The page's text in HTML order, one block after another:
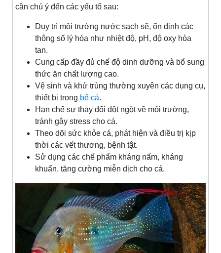
cần chú ý đến các yếu tố sau:
Duy trì môi trường nước sạch sẽ, ổn định các
thông số lý hóa như nhiệt độ, pH, độ oxy hòa
tan.
Cung cấp đầy đủ chế độ dinh dưỡng và bổ sung
thức ăn chất lượng cao.
Vệ sinh và khử trùng thường xuyên các dụng cụ,
thiết bị trong bể cá.
Hạn chế sự thay đổi đột ngột về môi trường,
tránh gây stress cho cá.
Theo dõi sức khỏe cá, phát hiện và điều trị kịp
thời các vết thương, bệnh tật.
Sử dụng các chế phẩm kháng nấm, kháng
khuẩn, tăng cường miễn dịch cho cá.